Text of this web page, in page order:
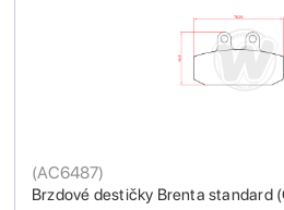
Brzdové destičky Brenta standard
(AC6487)